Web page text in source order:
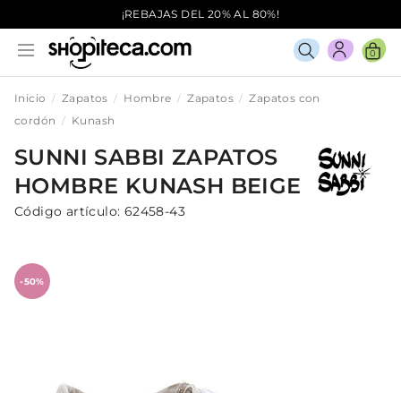
¡REBAJAS DEL 20% AL 80%!
0
Inicio Zapatos Hombre Zapatos
Zapatos con
cordón
Kunash
SUNNI SABBI ZAPATOS
HOMBRE KUNASH BEIGE
Código artículo: 62458-43
-50%